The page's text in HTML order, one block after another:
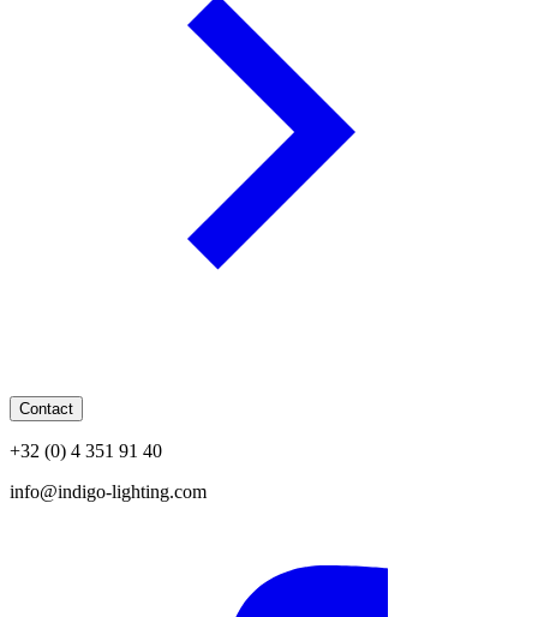
Contact
+32 (0) 4 351 91 40
info@indigo-lighting.com